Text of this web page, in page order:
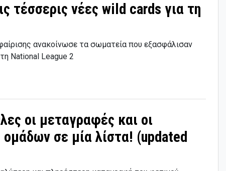
τέσσερις νέες wild cards για τη
ανακοίνωσε τα σωματεία που εξασφάλισαν
National League 2
οι μεταγραφές και οι
σε μία λίστα! (updated